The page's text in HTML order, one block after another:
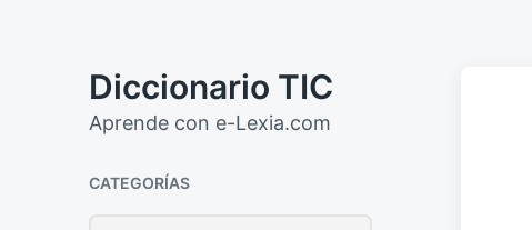
Diccionario TIC
Aprende con e-Lexia.com
CATEGORÍAS